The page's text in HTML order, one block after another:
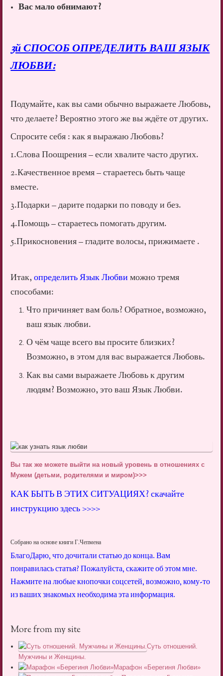
Вас мало обнимают?
3й СПОСОБ ОПРЕДЕЛИТЬ ВАШ ЯЗЫК
ЛЮБВИ:
Подумайте, как вы сами обычно выражаете Любовь,
что делаете? Вероятно этого же вы ждёте от других.
Спросите себя : как я выражаю Любовь?
1.Слова Поощрения – если хвалите часто других.
2.Качественное время – стараетесь быть чаще
вместе.
3.Подарки – дарите подарки по поводу и без.
4.Помощь – стараетесь помогать другим.
5.Прикосновения – гладите волосы, прижимаете .
Итак,определить Язык Любвиможно тремя
способами:
Что причиняет вам боль? Обратное, возможно,
ваш язык любви.
О чём чаще всего вы просите близких?
Возможно, в этом для вас выражается Любовь.
Как вы сами выражаете Любовь к другим
людям? Возможно, это ваш Язык Любви.
Вы так же можете выйти на новый уровень в отношениях с
Мужем (детьми, родителями и миром)>>>
КАК БЫТЬ В ЭТИХ СИТУАЦИЯХ? скачайте
инструкцию здесь >>>>
Собрано на основе книги Г.Чепмена
БлагоДарю, что дочитали статью до конца. Вам
понравилась статья? Пожалуйста, скажите об этом мне.
Нажмите на любые кнопочки соцсетей, возможно, кому-то
из ваших знакомых необходима эта информация.
More from my site
Суть отношений.
Мужчины и Женщины.
Марафон «Берегиня Любви»